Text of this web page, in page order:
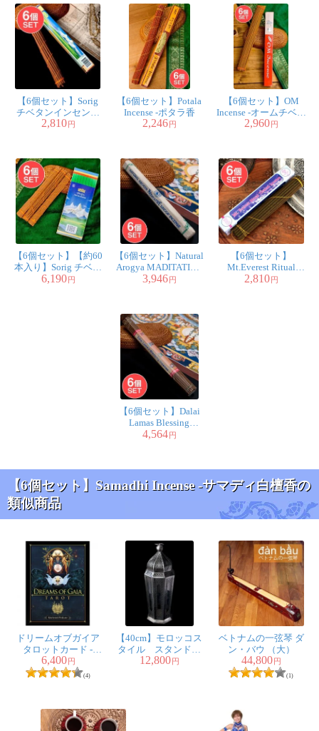
【6個セット】Sorig
チベタンインセンス
【メン・ツィー・カ
2,810 円
【6個セット】Potala
Incense -ポタラ香
2,246 円
【6個セット】OM
Incense -オームチベタ
ン香
2,960 円
【6個セット】【約60
本入り】Sorig チベタ
ンインセンス【メ
6,190円
【6個セット】Natural
Arogya MADITATIVE
DHOOP INCENSE - メ
3,946円
【6個セット】
Mt.Everest Ritual
Tibetan Incense -エベ
2,810円
【6個セット】Dalai
Lamas Blessing
Incense - ダライ・ラ
4,564円
【6個セット】Samadhi Incense -サマディ白檀香の
類似商品
ドリームオブガイア
タロットカード -
Dreams Of Gaia Tarot
6,400 円
(4)
【40cm】モロッコス
タイル スタンド型
LEDキャンドルラン
12,800 円
ベトナムの一弦琴 ダ
ン・バウ （大）
44,800 円
(1)